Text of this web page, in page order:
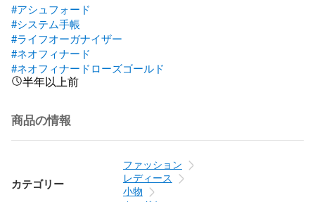
#アシュフォード
#システム手帳
#ライフオーガナイザー
#ネオフィナード
#ネオフィナードローズゴールド
半年以上前
商品の情報
カテゴリー
ファッション
レディース
小物